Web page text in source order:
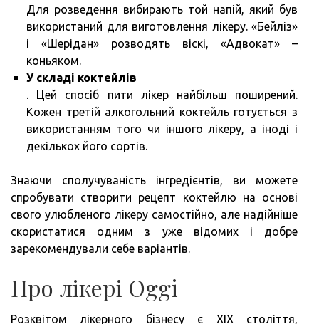
Для розведення вибирають той напій, який був
використаний для виготовлення лікеру. «Бейліз»
і «Шерідан» розводять віскі, «Адвокат» –
коньяком.
У складі коктейлів
. Цей спосіб пити лікер найбільш поширений.
Кожен третій алкогольний коктейль готується з
використанням того чи іншого лікеру, а іноді і
декількох його сортів.
Знаючи сполучуваність інгредієнтів, ви можете
спробувати створити рецепт коктейлю на основі
свого улюбленого лікеру самостійно, але надійніше
скористатися одним з уже відомих і добре
зарекомендували себе варіантів.
Про лікері Oggi
Розквітом лікерного бізнесу є XIX століття,